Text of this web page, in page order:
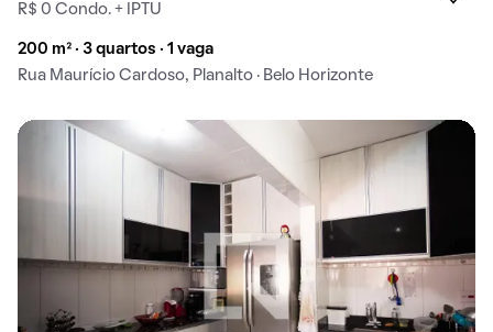
R$ 0 Condo. + IPTU
200 m² · 3 quartos · 1 vaga
Rua Maurício Cardoso, Planalto · Belo Horizonte